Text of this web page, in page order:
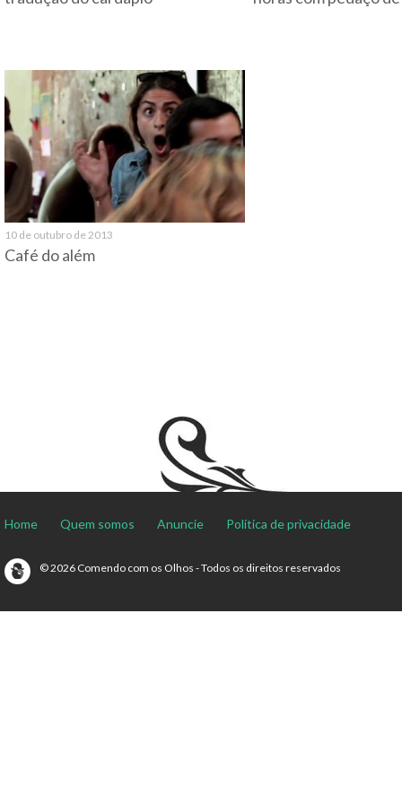
10 de outubro de 2013
Café do além
Home Quem somos Anuncie Política de privacidade
© 2026 Comendo com os Olhos - Todos os direitos reservados